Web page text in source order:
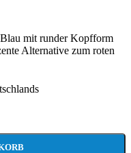
mit runder Kopfform
Alternative zum roten